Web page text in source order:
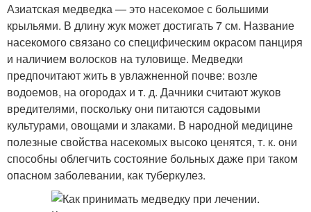
Азиатская медведка — это насекомое с большими
крыльями. В длину жук может достигать 7 см. Название
насекомого связано со специфическим окрасом панциря
и наличием волосков на туловище. Медведки
предпочитают жить в увлажненной почве: возле
водоемов, на огородах и т. д. Дачники считают жуков
вредителями, поскольку они питаются садовыми
культурами, овощами и злаками. В народной медицине
полезные свойства насекомых высоко ценятся, т. к. они
способны облегчить состояние больных даже при таком
опасном заболевании, как туберкулез.